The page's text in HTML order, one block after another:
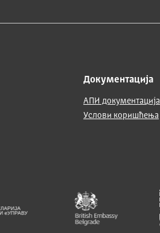
Документација
АПИ документација
Услови коришћења